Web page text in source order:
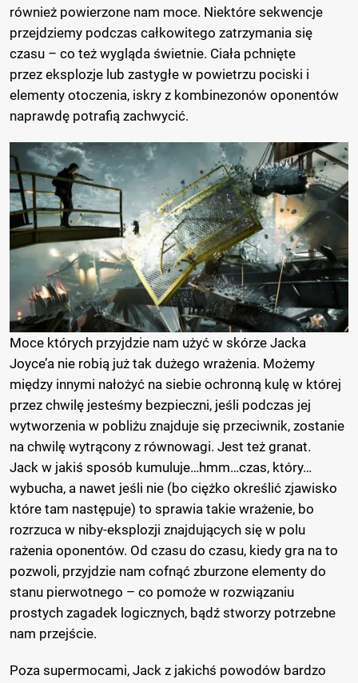
również powierzone nam moce. Niektóre sekwencje
przejdziemy podczas całkowitego zatrzymania się
czasu – co też wygląda świetnie. Ciała pchnięte
przez eksplozje lub zastygłe w powietrzu pociski i
elementy otoczenia, iskry z kombinezonów oponentów
naprawdę potrafią zachwycić.
Moce których przyjdzie nam użyć w skórze Jacka
Joyce’a nie robią już tak dużego wrażenia. Możemy
między innymi nałożyć na siebie ochronną kulę w której
przez chwilę jesteśmy bezpieczni, jeśli podczas jej
wytworzenia w pobliżu znajduje się przeciwnik, zostanie
na chwilę wytrącony z równowagi. Jest też granat.
Jack w jakiś sposób kumuluje…hmm…czas, który…
wybucha, a nawet jeśli nie (bo ciężko określić zjawisko
które tam następuje) to sprawia takie wrażenie, bo
rozrzuca w niby-eksplozji znajdujących się w polu
rażenia oponentów. Od czasu do czasu, kiedy gra na to
pozwoli, przyjdzie nam cofnąć zburzone elementy do
stanu pierwotnego – co pomoże w rozwiązaniu
prostych zagadek logicznych, bądź stworzy potrzebne
nam przejście.
Poza supermocami, Jack z jakichś powodów bardzo